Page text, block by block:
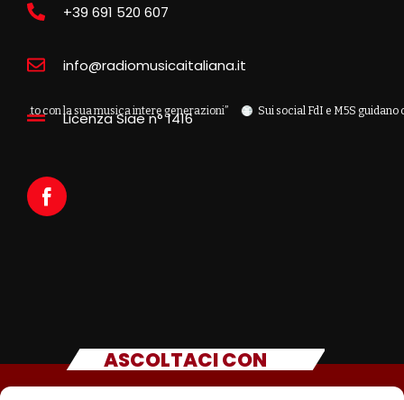
la sua musica intere generazioni” Sui social FdI e M5S guidano
+39 691 520 607
info@radiomusicaitaliana.it
Licenza Siae n° 1416
ASCOLTACI CON